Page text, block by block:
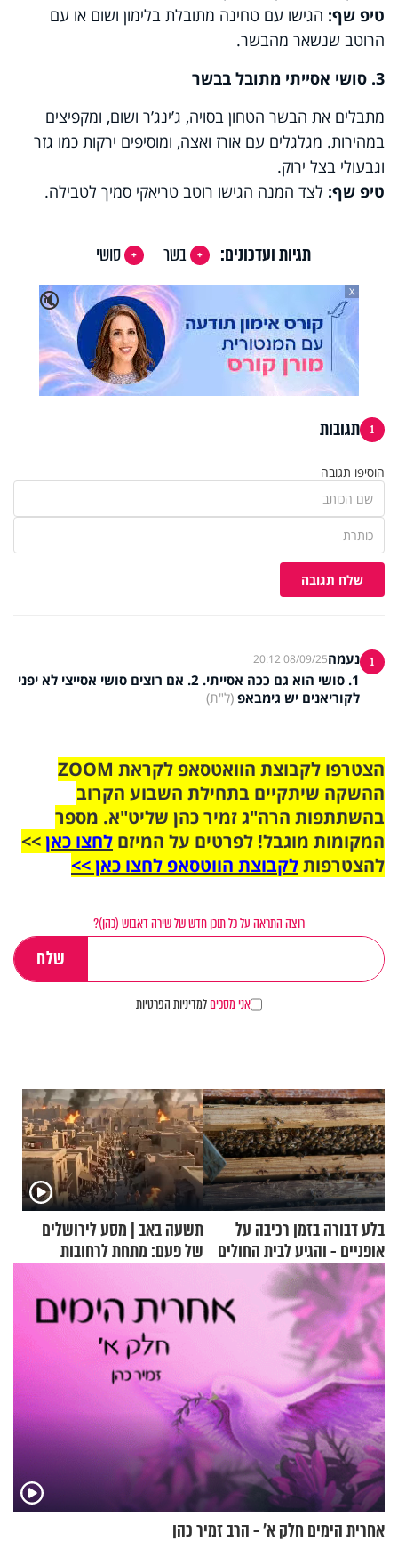
טיפ שף: הגישו עם טחינה מתובלת בלימון ושום או עם
הרוטב שנשאר מהבשר.
3. סושי אסייתי מתובל בבשר
מתבלים את הבשר הטחון בסויה, ג’ינג’ר ושום, ומקפיצים
במהירות. מגלגלים עם אורז ואצה, ומוסיפים ירקות כמו גזר
וגבעולי בצל ירוק.
טיפ שף: לצד המנה הגישו רוטב טריאקי סמיך לטבילה.
תגיות ועדכונים: בשר
סושי
🔇
X
1 תגובות
הוסיפו תגובה
שלח תגובה
1 נעמה08/09/25 20:12
1. סושי הוא גם ככה אסייתי. 2. אם רוצים סושי אסייצי לא יפני
לקוריאנים יש גימבאפ (ל"ת)
הצטרפו לקבוצת הוואטסאפ לקראת ZOOM
ההשקה שיתקיים בתחילת השבוע הקרוב
בהשתתפות הרה"ג זמיר כהן שליט"א. מספר
המקומות מוגבל! לפרטים על המיזם לחצו כאן>>
להצטרפותלקבוצת הווטסאפ לחצו כאן >>
רוצה התראה על כל תוכן חדש של שירה דאבוש (כהן)?
אני מסכיםלמדיניות הפרטיות
בלע דבורה בזמן רכיבה על
אופניים - והגיע לבית החולים
במצב מסכן חיים
תשעה באב | מסע לירושלים
של פעם: מתחת לרחובות
אחרית הימים חלק א’ - הרב זמיר כהן